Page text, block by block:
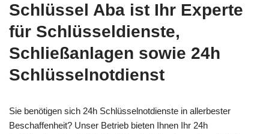
Schlüssel Aba ist Ihr Experte
für Schlüsseldienste,
Schließanlagen sowie 24h
Schlüsselnotdienst
Sie benötigen sich 24h Schlüsselnotdienste in allerbester
Beschaffenheit? Unser Betrieb bieten Ihnen Ihr 24h